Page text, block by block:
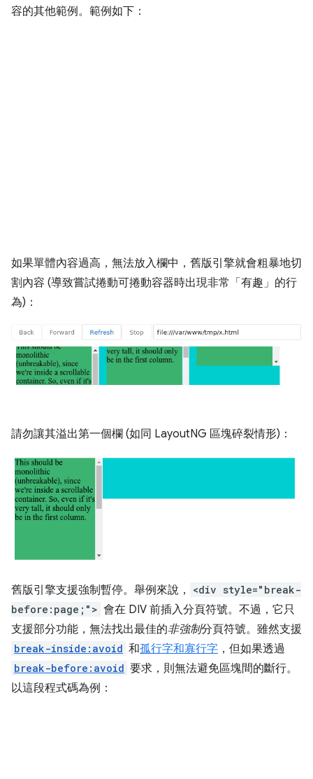
容的其他範例。範例如下：
如果單體內容過高，無法放入欄中，舊版引擎就會粗暴地切
割內容 (導致嘗試捲動可捲動容器時出現非常「有趣」的行
為)：
請勿讓其溢出第一個欄 (如同 LayoutNG 區塊碎裂情形)：
舊版引擎支援強制暫停。舉例來說，
<div style="break-
before:page;"> 會在 DIV 前插入分頁符號。不過，它只
支援部分功能，無法找出最佳的非強制分頁符號。雖然支援
break-inside:avoid 和孤行字和寡行字 ，但如果透過
break-before:avoid 要求，則無法避免區塊間的斷行。
以這段程式碼為例：